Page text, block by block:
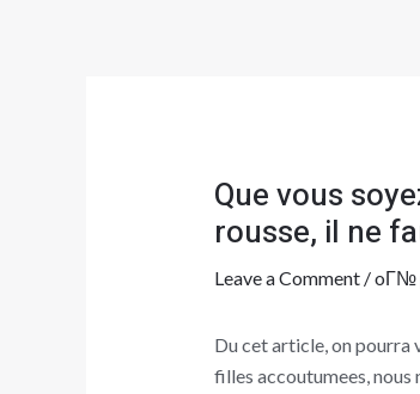
Que vous
rousse, il ne
Leave a Comment /oГ№
Du cet article, on pourra
filles accoutumees, nous